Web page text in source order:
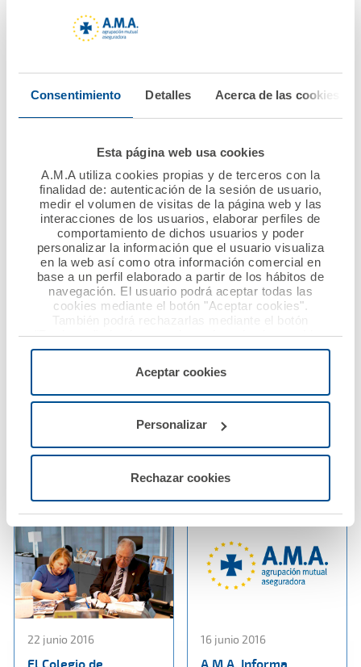
Consentimiento Detalles Acerca de las cookies
Esta página web usa cookies
A.M.A utiliza cookies propias y de terceros con la
finalidad de: autenticación de la sesión de usuario,
medir el volumen de visitas de la página web y las
interacciones de los usuarios, elaborar perfiles de
comportamiento de dichos usuarios y poder
personalizar la información que el usuario visualiza
en la web así como otra información comercial en
base a un perfil elaborado a partir de los hábitos de
navegación. El usuario podrá aceptar todas las
cookies mediante el botón "Aceptar cookies".
También podrá rechazarlas mediante el botón
"Rechazar", donde se rechazarán todas las cookies
menos las necesarias para permitir el acceso a los
configurarlas usando el botón “Personalizar".
Aceptar cookies
Personalizar
Rechazar cookies
16 septiembre 2016
comunicación con el
mutualista para
Ver noticia
de Álava y A.M.A.
renuevan su convenio
Ver noticia
A.M.A. y el Colegio de
renuevan su convenio
A.M.A. y el Colegio de
renuevan su convenio
de colaboración
22 junio 2016 16 junio 2016